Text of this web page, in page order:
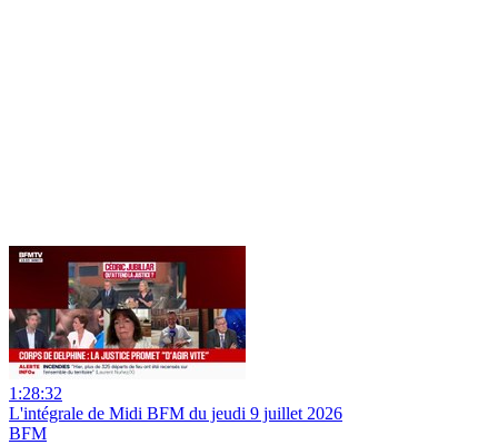
1:28:32
L'intégrale de Midi BFM du jeudi 9 juillet 2026
BFM